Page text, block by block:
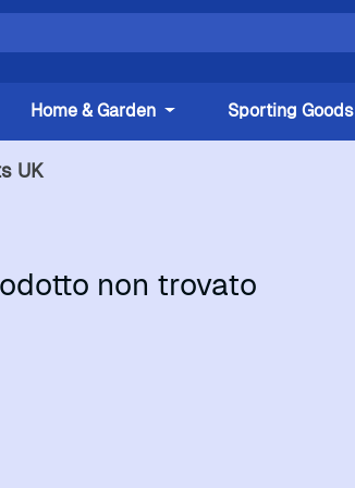
Home & Garden Sporting Goods
UK
non trovato